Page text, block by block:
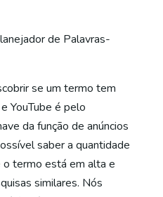
de Palavras-
se um termo tem
YouTube é pelo
da função de anúncios
saber a quantidade
o termo está em alta e
similares. Nós